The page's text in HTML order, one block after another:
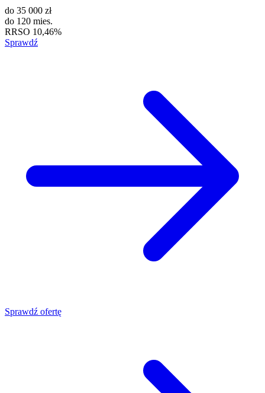
do 35 000 zł
do 120 mies.
RRSO 10,46%
Sprawdź
Sprawdź ofertę